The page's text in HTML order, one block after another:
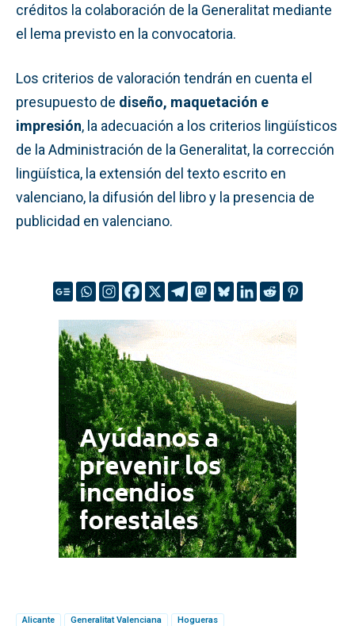
créditos la colaboración de la Generalitat mediante
el lema previsto en la convocatoria.
Los criterios de valoración tendrán en cuenta el
presupuesto de diseño, maquetación e
impresión, la adecuación a los criterios lingüísticos
de la Administración de la Generalitat, la corrección
lingüística, la extensión del texto escrito en
valenciano, la difusión del libro y la presencia de
publicidad en valenciano.
Alicante Generalitat Valenciana Hogueras